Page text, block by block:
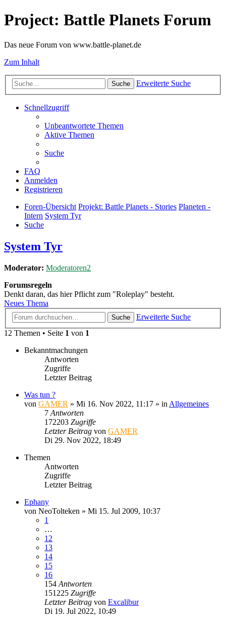
Project: Battle Planets Forum
Das neue Forum von www.battle-planet.de
Zum Inhalt
Suche Erweiterte Suche
Schnellzugriff
Unbeantwortete Themen
Aktive Themen
Suche
FAQ
Anmelden
Registrieren
Foren-Übersicht Projekt: Battle Planets - Stories Planeten -
Intern System Tyr
Suche
System Tyr
Moderator: Moderatoren2
Forumsregeln
Denkt daran, das hier Pflicht zum "Roleplay" besteht.
Neues Thema
Suche
Erweiterte Suche
12 Themen • Seite 1 von 1
Bekanntmachungen
Antworten
Zugriffe
Letzter Beitrag
Was tun ?
von GAMER » Mi 16. Nov 2022, 11:17 » in Allgemeines
7 Antworten
172203 Zugriffe
Letzter Beitrag von GAMER
Di 29. Nov 2022, 18:49
Themen
Antworten
Zugriffe
Letzter Beitrag
Ephany
von NeoTolteken » Mi 15. Jul 2009, 10:37
1
…
12
13
14
15
16
154 Antworten
151225 Zugriffe
Letzter Beitrag von Excalibur
Di 19. Jul 2022, 10:49